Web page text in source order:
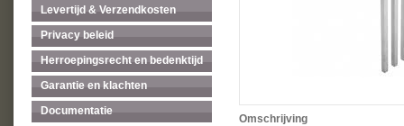
Levertijd & Verzendkosten
Privacy beleid
Herroepingsrecht en bedenktijd
Garantie en klachten
Documentatie
Omschrijving